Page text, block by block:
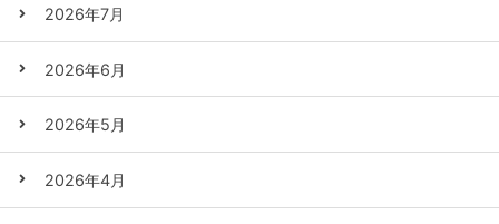
2026年7月
2026年6月
2026年5月
2026年4月